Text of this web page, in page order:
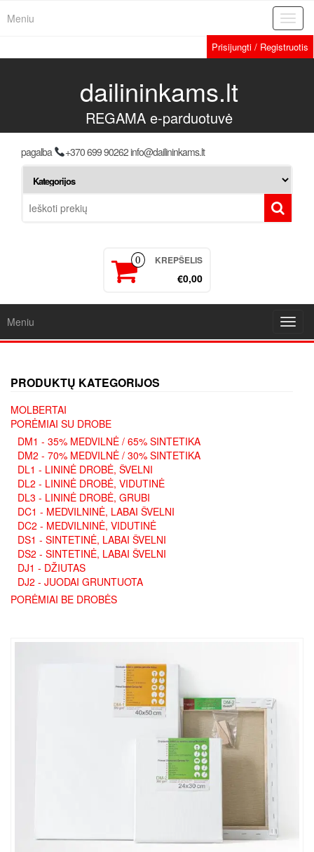
Meniu
Prisijungti / Registruotis
dailininkams.lt
REGAMA e-parduotuvė
pagalba +370 699 90262 info@dailininkams.lt
0 KREPŠELIS
€0,00
Meniu
PRODUKTŲ KATEGORIJOS
MOLBERTAI
PORĖMIAI SU DROBE
DM1 - 35% MEDVILNĖ / 65% SINTETIKA
DM2 - 70% MEDVILNĖ / 30% SINTETIKA
DL1 - LININĖ DROBĖ, ŠVELNI
DL2 - LININĖ DROBĖ, VIDUTINĖ
DL3 - LININĖ DROBĖ, GRUBI
DC1 - MEDVILNINĖ, LABAI ŠVELNI
DC2 - MEDVILNINĖ, VIDUTINĖ
DS1 - SINTETINĖ, LABAI ŠVELNI
DS2 - SINTETINĖ, LABAI ŠVELNI
DJ1 - DŽIUTAS
DJ2 - JUODAI GRUNTUOTA
PORĖMIAI BE DROBĖS